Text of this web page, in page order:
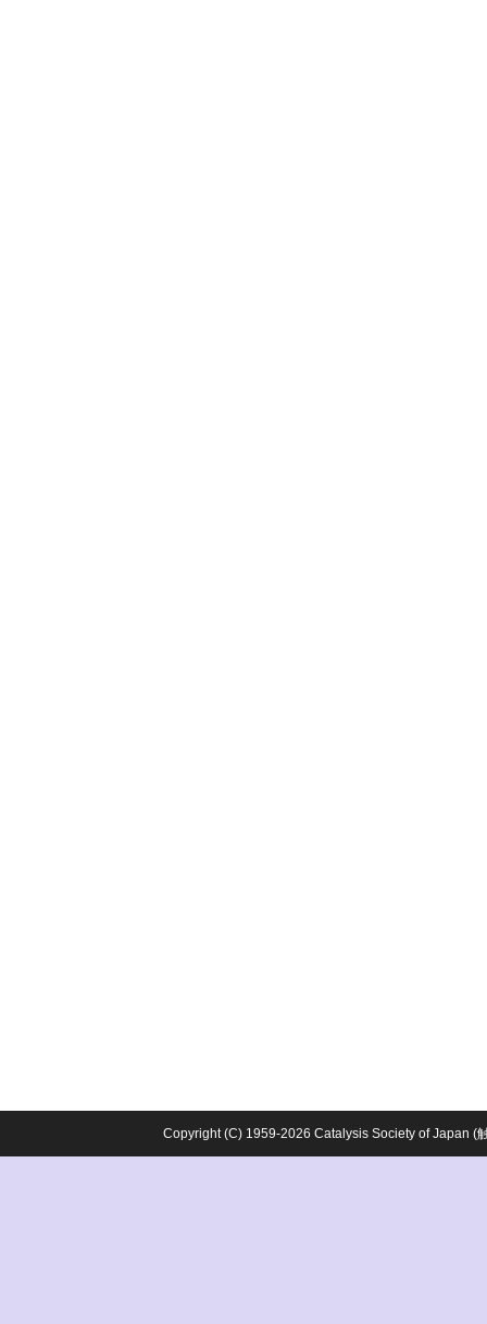
Copyright (C) 1959-2026 Catalysis Society of Japan (